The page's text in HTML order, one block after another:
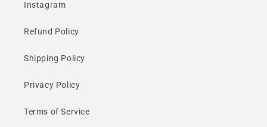
Instagram
Refund Policy
Shipping Policy
Privacy Policy
Terms of Service